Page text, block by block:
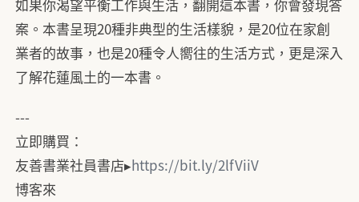
如果你渴望平衡工作與生活，翻開這本書，你會發現答
案。本書呈現20種非典型的生活樣貌，是20位在家創
業者的故事，也是20種令人嚮往的生活方式，更是深入
了解花蓮風土的一本書。
---
立即購買：
友善書業社員書店▸https://bit.ly/2lfViiV
博客來